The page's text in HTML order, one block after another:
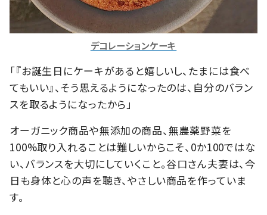
デコレーションケーキ
「『お誕生日にケーキがあると嬉しいし、たまには食べ
てもいい』、そう思えるようになったのは、自分のバラン
スを取るようになったから」
オーガニック商品や無添加の商品、無農薬野菜を
100%取り入れることは難しいからこそ、0か100ではな
い、バランスを大切にしていくこと。谷口さん夫妻は、今
日も身体と心の声を聴き、やさしい商品を作っていま
す。